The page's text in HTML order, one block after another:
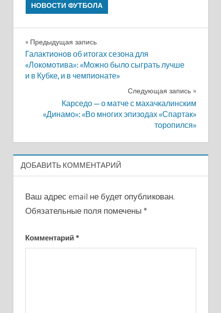
НОВОСТИ ФУТБОЛА
Навигация
по
записям
Предыдущая запись
Галактионов об итогах сезона для
«Локомотива»: «Можно было сыграть лучше
и в Кубке, и в чемпионате»
Следующая запись
Карседо — о матче с махачкалинским
«Динамо»: «Во многих эпизодах «Спартак»
торопился»
ДОБАВИТЬ КОММЕНТАРИЙ
Ваш адрес email не будет опубликован.
Обязательные поля помечены *
Комментарий *